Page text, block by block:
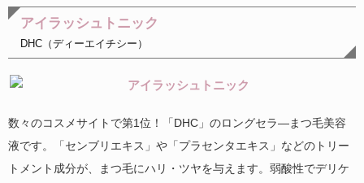
アイラッシュトニック
DHC（ディーエイチシー）
数々のコスメサイトで第1位！「DHC」のロングセラ―まつ毛美容
液です。「センブリエキス」や「プラセンタエキス」などのトリー
トメント成分が、まつ毛にハリ・ツヤを与えます。弱酸性でデリケ